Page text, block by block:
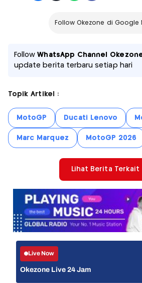
Follow Okezone di Google
FollowWhatsApp Channel
update berita terbaru setiap hari
Topik Artikel :
MotoGP Ducati Lenovo
Marc Marquez MotoGP 2026
Lihat Berita Terkait
Live Now
Okezone Live 24 Jam